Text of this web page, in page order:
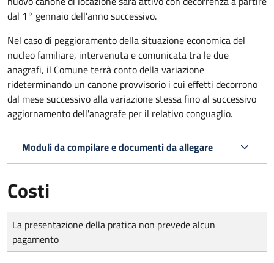
dal 1° gennaio dell'anno successivo.
Nel caso di peggioramento della situazione economica del
nucleo familiare, intervenuta e comunicata tra le due
anagrafi, il Comune terrà conto della variazione
rideterminando un canone provvisorio i cui effetti decorrono
dal mese successivo alla variazione stessa fino al successivo
aggiornamento dell'anagrafe per il relativo conguaglio.
Moduli da compilare e documenti da allegare
Costi
Tipo di pagamento
Importo
La presentazione della pratica non prevede alcun
pagamento